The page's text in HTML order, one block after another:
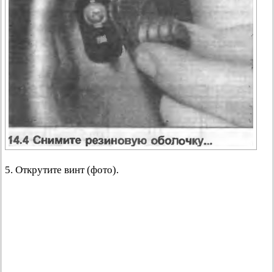
5. Открутите винт (фото).